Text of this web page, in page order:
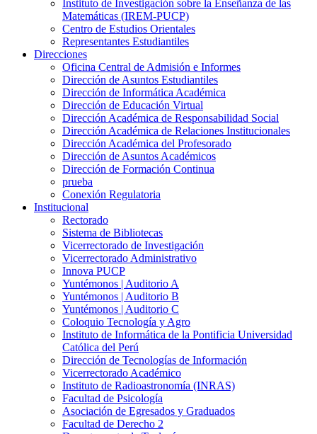
Instituto de Investigación sobre la Enseñanza de las
Matemáticas (IREM-PUCP)
Centro de Estudios Orientales
Representantes Estudiantiles
Direcciones
Oficina Central de Admisión e Informes
Dirección de Asuntos Estudiantiles
Dirección de Informática Académica
Dirección de Educación Virtual
Dirección Académica de Responsabilidad Social
Dirección Académica de Relaciones Institucionales
Dirección Académica del Profesorado
Dirección de Asuntos Académicos
Dirección de Formación Continua
prueba
Conexión Regulatoria
Institucional
Rectorado
Sistema de Bibliotecas
Vicerrectorado de Investigación
Vicerrectorado Administrativo
Innova PUCP
Yuntémonos | Auditorio A
Yuntémonos | Auditorio B
Yuntémonos | Auditorio C
Coloquio Tecnología y Agro
Instituto de Informática de la Pontificia Universidad
Católica del Perú
Dirección de Tecnologías de Información
Vicerrectorado Académico
Instituto de Radioastronomía (INRAS)
Facultad de Psicología
Asociación de Egresados y Graduados
Facultad de Derecho 2